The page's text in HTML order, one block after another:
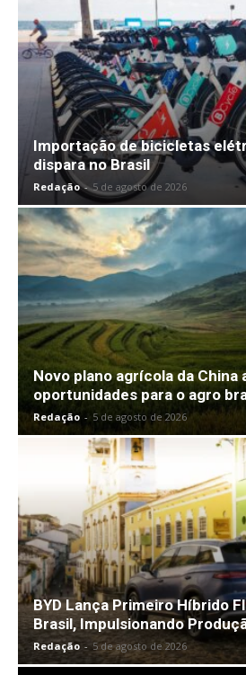
Importação de bicicletas
dispara no Brasil
Redação - 5 de agosto de 2026
Novo plano agrícola da China
oportunidades para o agro
Redação - 5 de agosto de 2026
BYD Lança Primeiro Híbrido
Brasil, Impulsionando
Redação - 5 de agosto de 2026